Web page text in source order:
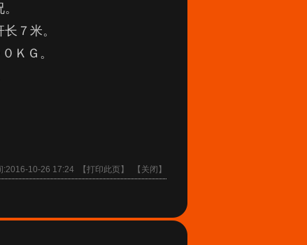
７米。
ＫＧ。
:2016-10-26 17:24 【打印此页】 【 关闭 】